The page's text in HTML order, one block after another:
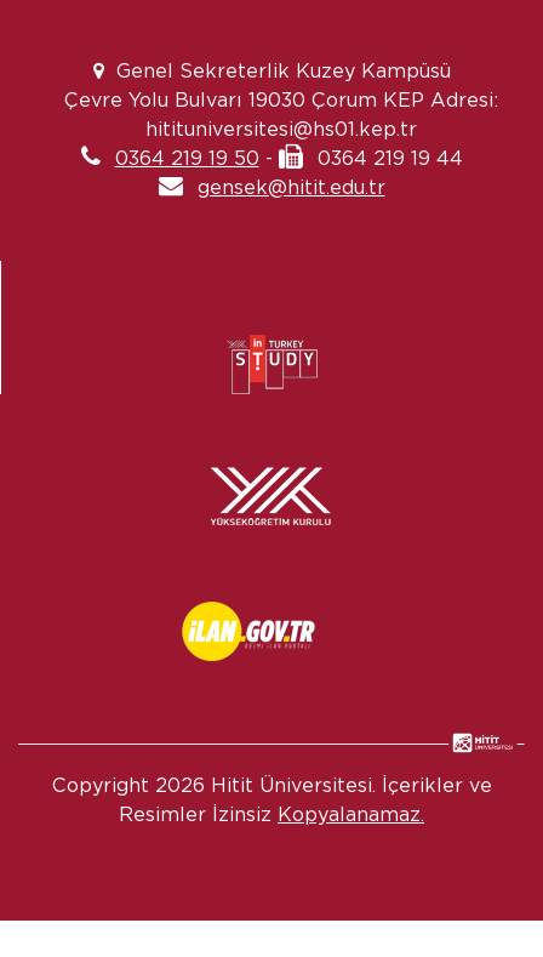
Genel Sekreterlik Kuzey Kampüsü
Çevre Yolu Bulvarı 19030 Çorum KEP Adresi:
hitituniversitesi@hs01.kep.tr
0364 219 19 50 -
0364 219 19 44
gensek@hitit.edu.tr
Copyright 2026 Hitit Üniversitesi. İçerikler ve
Resimler İzinsiz Kopyalanamaz.